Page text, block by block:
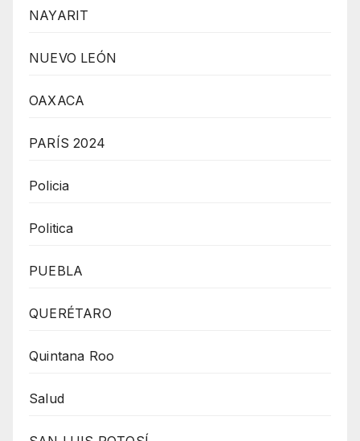
NAYARIT
NUEVO LEÓN
OAXACA
PARÍS 2024
Policia
Politica
PUEBLA
QUERÉTARO
Quintana Roo
Salud